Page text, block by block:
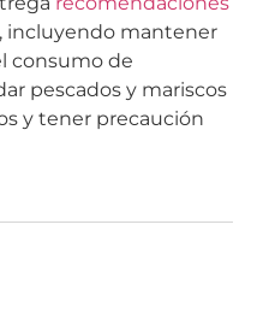
, incluyendo mantener
consumo de
pescados y mariscos
y tener precaución